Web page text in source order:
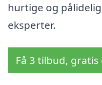
hurtige og
eksperter.
Få 3 tilbud,